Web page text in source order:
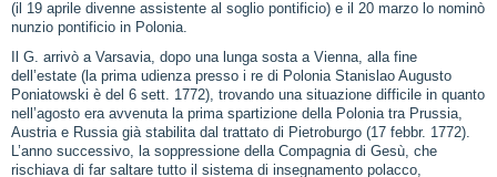
(il 19 aprile divenne assistente al soglio pontificio) e il 20 marzo lo nominò
nunzio pontificio in Polonia.
Il G. arrivò a Varsavia, dopo una lunga sosta a Vienna, alla fine
dell’estate (la prima udienza presso i re di Polonia Stanislao Augusto
Poniatowski è del 6 sett. 1772), trovando una situazione difficile in quanto
nell’agosto era avvenuta la prima spartizione della Polonia tra Prussia,
Austria e Russia già stabilita dal trattato di Pietroburgo (17 febbr. 1772).
L’anno successivo, la soppressione della Compagnia di Gesù, che
rischiava di far saltare tutto il sistema di insegnamento polacco,